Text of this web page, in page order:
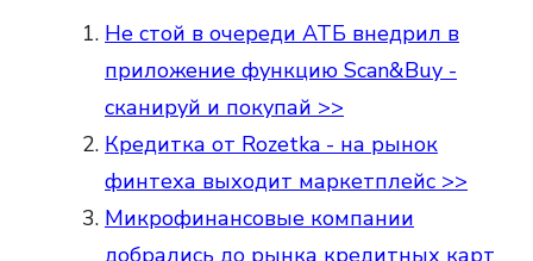
Не стой в очереди АТБ внедрил в
приложение функцию Scan&Buy -
сканируй и покупай >>
Кредитка от Rozetka - на рынок
финтеха выходит маркетплейс >>
Микрофинансовые компании